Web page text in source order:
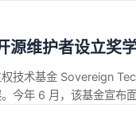
源维护者设立奖
技术基金 Sovereign
今年 6 月，该基金宣布
维护者设立奖学金计划，